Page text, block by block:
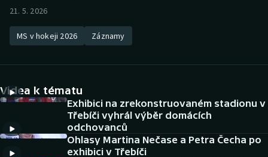
Atletika
DALŠÍ SPORTY
Americký fotbal
NEPŘEHLÉDNĚTE
21. 5. 2026
MS v hokeji 2026 Záznamy
Videa k tématu
Exhibici na zrekonstruovaném stadionu v
Třebíči vyhrál výběr domácích
odchovanců
Ohlasy Martina Nečase a Petra Čecha po
exhibici v Třebíči